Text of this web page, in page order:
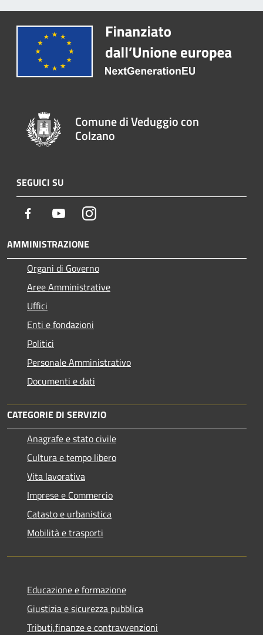
Comune di Veduggio con
Colzano
SEGUICI SU
Facebook YoutubeInstagram
AMMINISTRAZIONE
Organi di Governo
Aree Amministrative
Uffici
Enti e fondazioni
Politici
Personale Amministrativo
Documenti e dati
CATEGORIE DI SERVIZIO
Anagrafe e stato civile
Cultura e tempo libero
Vita lavorativa
Imprese e Commercio
Catasto e urbanistica
Mobilità e trasporti
Educazione e formazione
Giustizia e sicurezza pubblica
Tributi,finanze e contravvenzioni